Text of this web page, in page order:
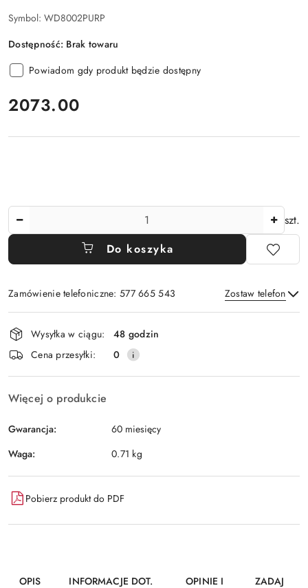
Symbol: WD8002PURP
Dostępność: Brak towaru
Powiadom gdy produkt będzie dostępny
cena:
2073.00
szt.
Do koszyka
Zamówienie telefoniczne: 577 665 543 Zostaw telefon
Wyślij
Dostępność
i
dostawa
Wysyłka w ciągu:
48 godzin
Cena przesyłki:
0
Więcej o produkcie
Gwarancja:
60 miesięcy
Waga:
0.71 kg
Pobierz produkt do PDF
OPIS INFORMACJE DOT. OPINIE I ZADAJ